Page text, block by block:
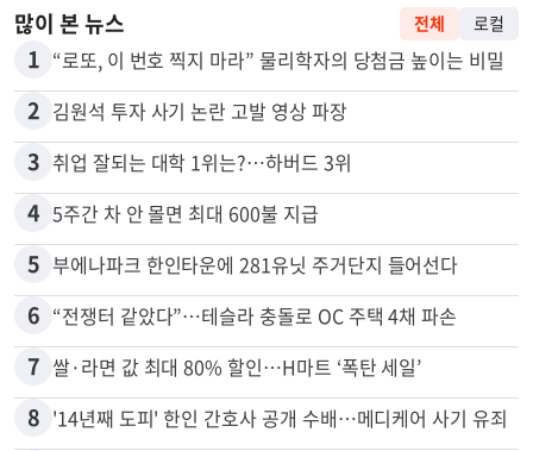
많이 본 뉴스 전체 로컬
1 “로또, 이 번호 찍지 마라” 물리학자의 당첨금 높이는 비밀
2 김원석 투자 사기 논란 고발 영상 파장
3 취업 잘되는 대학 1위는?…하버드 3위
4 5주간 차 안 몰면 최대 600불 지급
5 부에나파크 한인타운에 281유닛 주거단지 들어선다
6 “전쟁터 같았다”…테슬라 충돌로 OC 주택 4채 파손
7 쌀·라면 값 최대 80% 할인…H마트 ‘폭탄 세일’
8 '14년째 도피' 한인 간호사 공개 수배…메디케어 사기 유죄